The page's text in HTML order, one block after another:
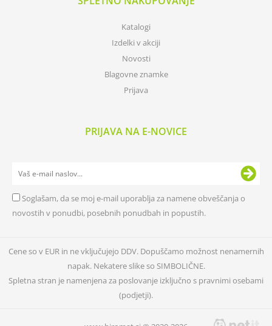
Katalogi
Izdelki v akciji
Novosti
Blagovne znamke
Prijava
PRIJAVA NA E-NOVICE
Soglašam, da se moj e-mail uporablja za namene obveščanja o
novostih v ponudbi, posebnih ponudbah in popustih.
Cene so v EUR in ne vključujejo DDV. Dopuščamo možnost nenamernih
napak. Nekatere slike so SIMBOLIČNE.
Spletna stran je namenjena za poslovanje izključno s pravnimi osebami
(podjetji).